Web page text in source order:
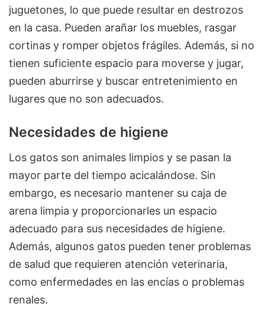
juguetones, lo que puede resultar en destrozos
en la casa. Pueden arañar los muebles, rasgar
cortinas y romper objetos frágiles. Además, si no
tienen suficiente espacio para moverse y jugar,
pueden aburrirse y buscar entretenimiento en
lugares que no son adecuados.
Necesidades de higiene
Los gatos son animales limpios y se pasan la
mayor parte del tiempo acicalándose. Sin
embargo, es necesario mantener su caja de
arena limpia y proporcionarles un espacio
adecuado para sus necesidades de higiene.
Además, algunos gatos pueden tener problemas
de salud que requieren atención veterinaria,
como enfermedades en las encías o problemas
renales.